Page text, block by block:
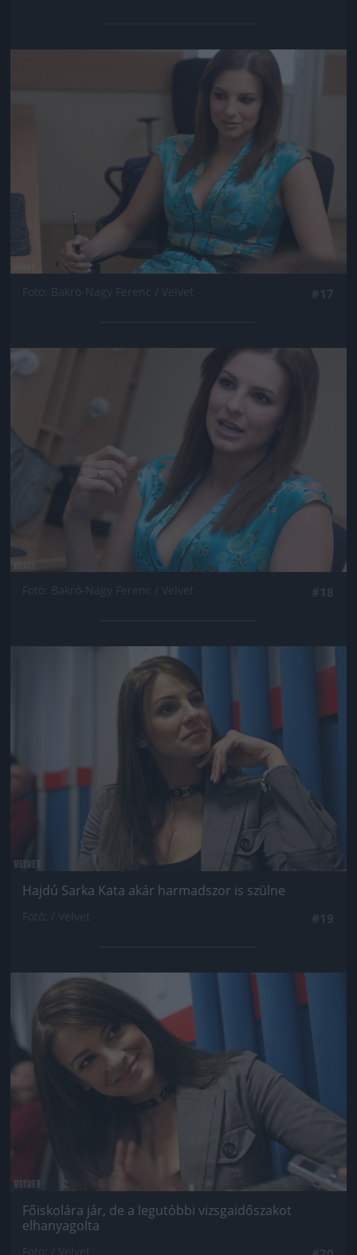
Jön még kép!
Jön még kép!
Jön még kép!
Hajdú Sarka Kata akár harmadszor is szülne
Jön még kép!
Főiskolára jár, de a legutóbbi vizsgaidőszakot
elhanyagolta